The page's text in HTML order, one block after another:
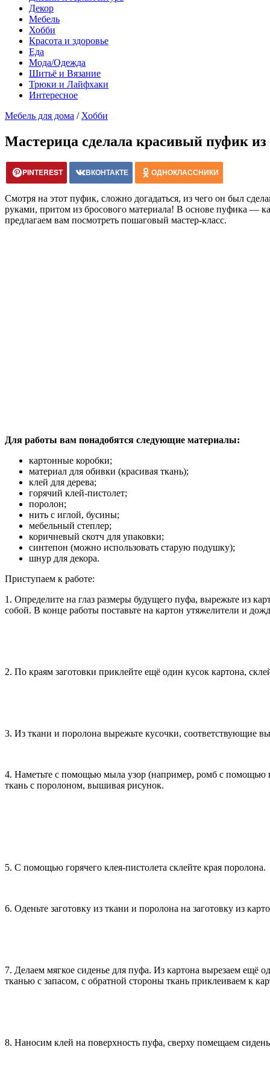
Декор
Мебель
Хобби
Красота и здоровье
Еда
Мода/Одежда
Шитьё и Вязание
Трюки и Лайфхаки
Интересное
Мебель для дома / Хобби
Мастерица сделала красивый пуфик из
PINTEREST ВКОНТАКТЕ ОДНОКЛАССНИКИ
Смотря на этот пуфик, сложно догадаться, из чего он был
руками, притом из бросового материала! В основе пуфика —
предлагаем вам посмотреть пошаговый мастер-класс.
Для работы вам понадобятся следующие материалы:
картонные коробки;
материал для обивки (красивая ткань);
клей для дерева;
горячий клей-пистолет;
поролон;
нить с иглой, бусины;
мебельный степлер;
коричневый скотч для упаковки;
синтепон (можно использовать старую подушку);
шнур для декора.
Приступаем к работе:
1. Определите на глаз размеры будущего пуфа, вырежьте из
собой. В конце работы поставьте на картон утяжелители и
2. По краям заготовки приклейте ещё один кусок картона,
3. Из ткани и поролона вырежьте кусочки, соответствующие
4. Наметьте с помощью мыла узор (например, ромб с помощью
ткань с поролоном, вышивая рисунок.
5. С помощью горячего клея-пистолета склейте края поролона.
6. Оденьте заготовку из ткани и поролона на заготовку из
7. Делаем мягкое сиденье для пуфа. Из картона вырезаем ещё
тканью с запасом, с обратной стороны ткань приклеиваем к
8. Наносим клей на поверхность пуфа, сверху помещаем